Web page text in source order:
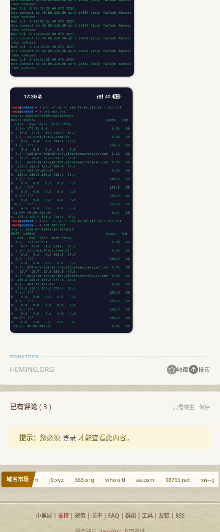
HEMING.ORG 收藏 投币
已有评论( 3 ) 只看楼主 倒序
提示： 您必须 登录 才能查看此内容。
域名市场
ispisp.com j9.xyz 363.org whois.tl аа.com 98765.net xn--
小黑屋| 支持| 规范| 关于| FAQ| 群组| 工具| 友链| RSS